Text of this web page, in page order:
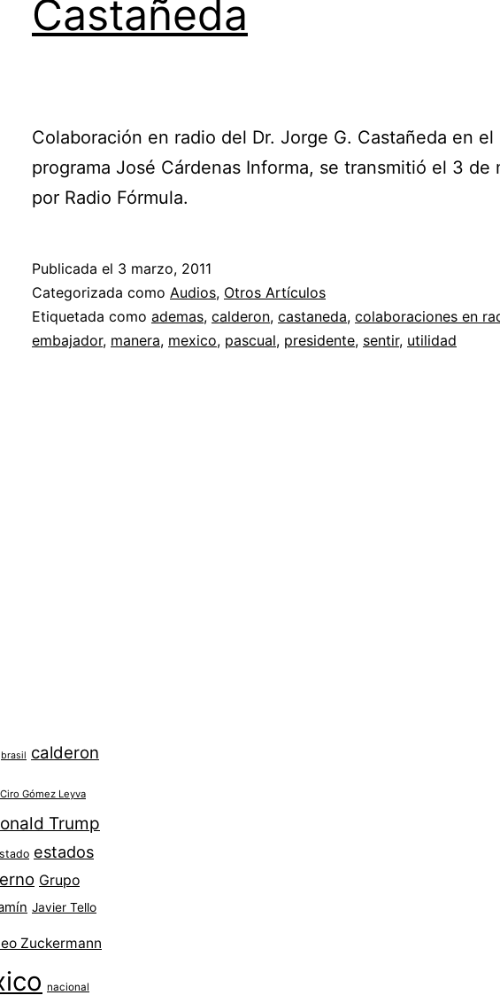
Castañeda
Colaboración en radio del Dr. Jorge G. Castañeda en el
programa José Cárdenas Informa, se transmitió el 3 de
por Radio Fórmula.
Publicada el 3 marzo, 2011
Categorizada como Audios, Otros Artículos
Etiquetada como ademas, calderon, castaneda, colaboraciones en
embajador, manera, mexico, pascual, presidente, sentir, utilidad
brasil calderon
Ciro Gómez Leyva
Trump
estados
Grupo
Javier Tello
Zuckermann
nacional